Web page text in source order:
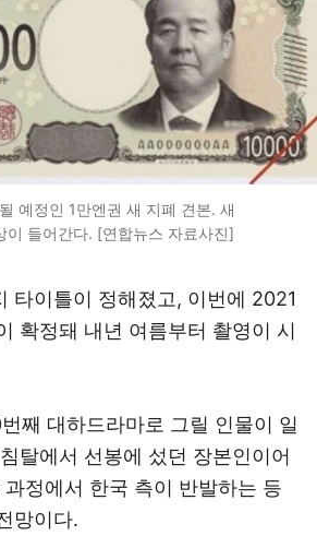
예정인 1만엔권 새 지폐 견본. 새
이 들어간다. [연합뉴스 자료사진]
타이틀이 정해졌고, 이번에 2021
확정돼 내년 여름부터 촬영이 시
째 대하드라마로 그릴 인물이 일
탈에서 선봉에 섰던 장본인이어
과정에서 한국 측이 반발하는 등
망이다.